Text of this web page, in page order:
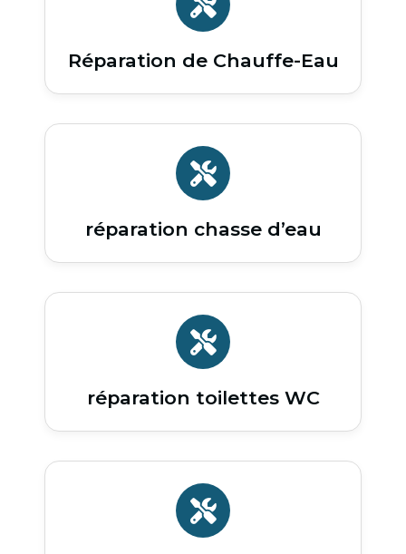
Réparation de Chauffe-Eau
réparation chasse d’eau
réparation toilettes WC